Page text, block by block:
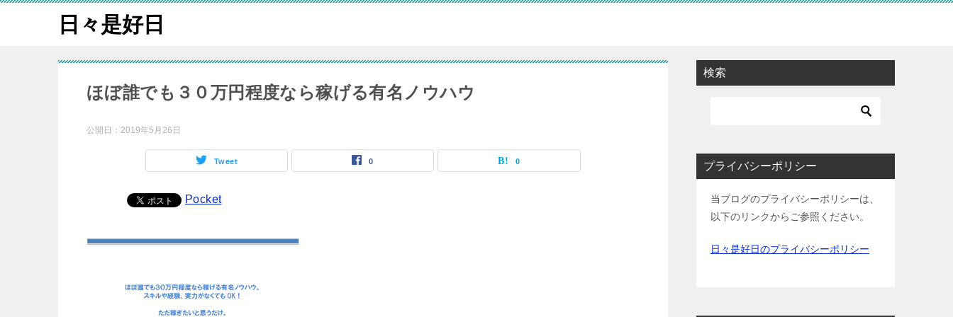
日々是好日
ほぼ誰でも３０万円程度なら稼げる有名ノウハウ
公開日： 2019年5月26日
Tweet 0 0
Pocket
検索
プライバシーポリシー
当ブログのプライバシーポリシーは、
以下のリンクからご参照ください。
日々是好日のプライバシーポリシー